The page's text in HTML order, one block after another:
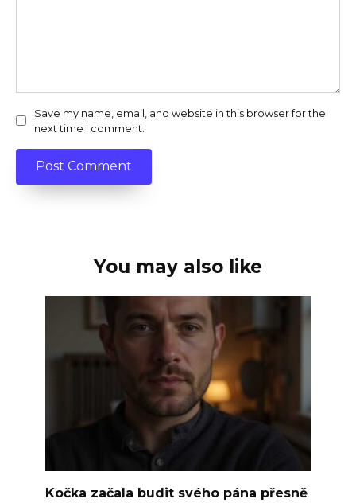
Save my name, email, and website in this browser for the
next time I comment.
You may also like
Kočka začala budit svého pána přesně